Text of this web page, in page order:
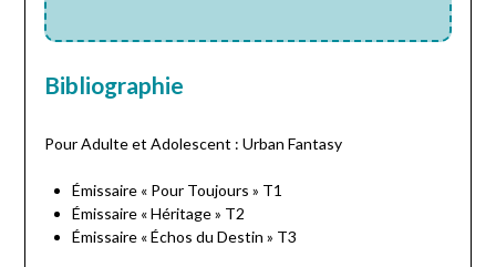
Bibliographie
Pour Adulte et Adolescent : Urban Fantasy
Émissaire « Pour Toujours » T1
Émissaire « Héritage » T2
Émissaire « Échos du Destin » T3